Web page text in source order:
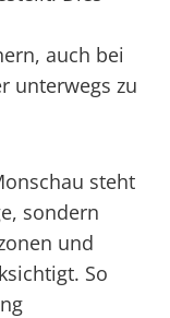
auch bei
unterwegs zu
steht
sondern
und
So